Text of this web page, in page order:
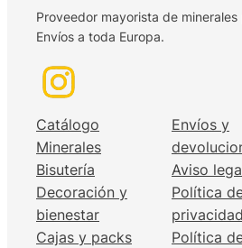
Proveedor mayorista de
Envíos a toda Europa.
Catálogo
Minerales
Bisutería
Decoración y
bienestar
Cajas y packs
Envíos y
Aviso
Política
privacidad
Política